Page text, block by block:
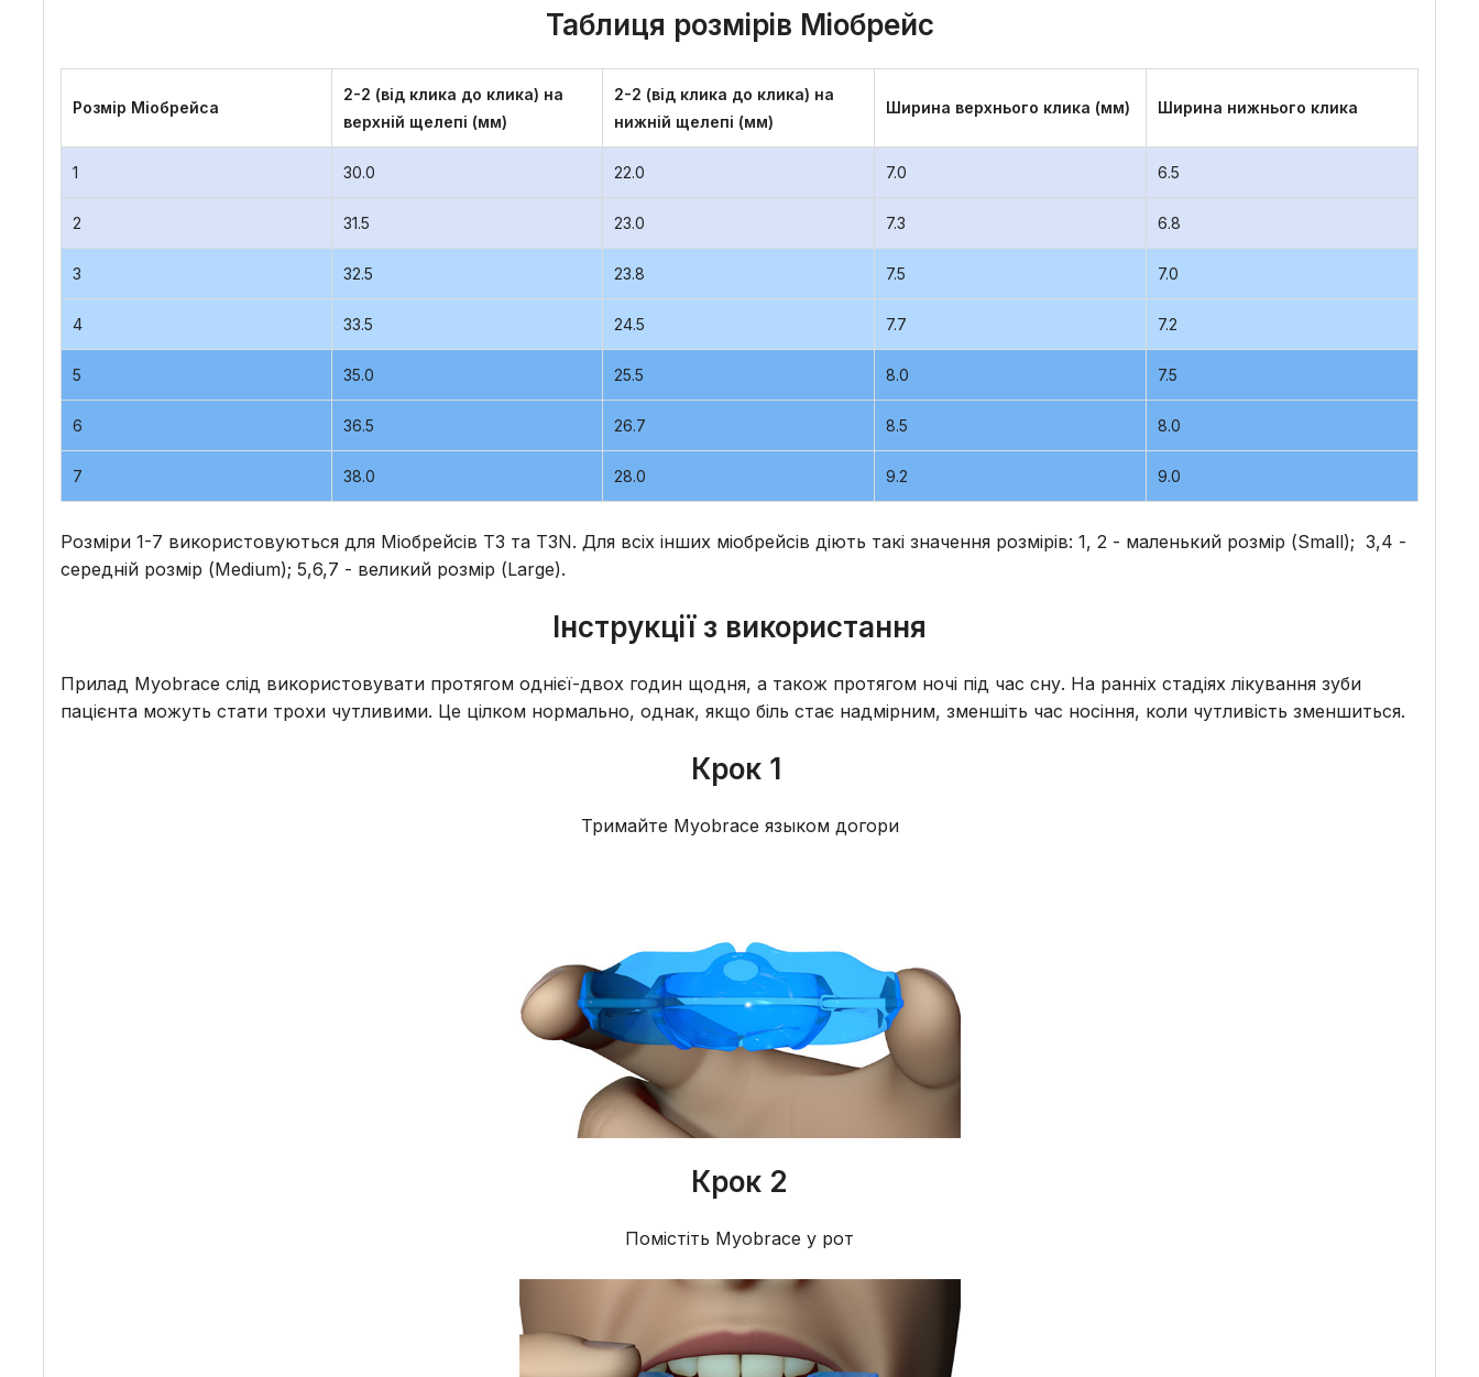
Таблиця розмірів Міобрейс
Розмір Міобрейса
2-2 (від клика до клика) на
верхній щелепі (мм)
2-2 (від клика до клика) на
нижній щелепі (мм)
Ширина верхнього клика (мм) Ширина нижнього клика
1 30.0 22.0 7.0 6.5
2 31.5 23.0 7.3 6.8
3 32.5 23.8 7.5 7.0
4 33.5 24.5 7.7 7.2
5 35.0 25.5 8.0 7.5
6 36.5 26.7 8.5 8.0
7 38.0 28.0 9.2 9.0
Розміри 1-7 використовуються для Міобрейсів Т3 та Т3N. Для всіх інших міобрейсів діють такі значення розмірів: 1, 2 - маленький розмір (Small); 3,4 -
середній розмір (Medium); 5,6,7 - великий розмір (Large).
Інструкції з використання
Прилад Myobrace слід використовувати протягом однієї-двох годин щодня, а також протягом ночі під час сну. На ранніх стадіях лікування зуби
пацієнта можуть стати трохи чутливими. Це цілком нормально, однак, якщо біль стає надмірним, зменшіть час носіння, коли чутливість зменшиться.
Крок 1
Тримайте Myobrace языком догори
Крок 2
Помістіть Myobrace у рот